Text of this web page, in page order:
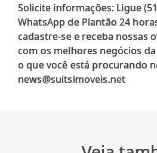
Solicite informações: Ligue
WhatsApp de Plantão 24
cadastre-se e receba nossas
com os melhores negócios
o que você está procurando